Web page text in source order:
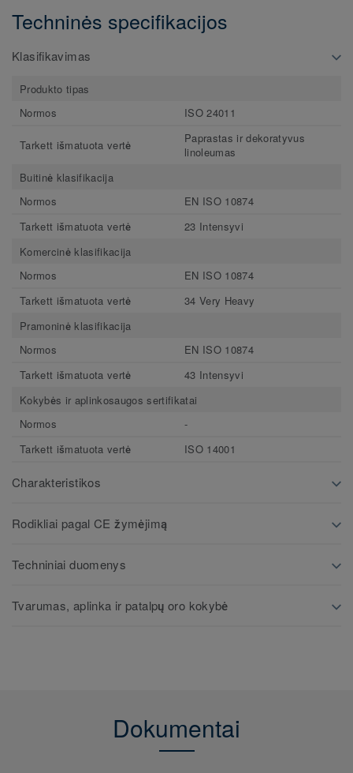
Techninės specifikacijos
Klasifikavimas
Produkto tipas
Normos
ISO 24011
Tarkett išmatuota vertė
Paprastas ir dekoratyvus
linoleumas
Buitinė klasifikacija
Normos
EN ISO 10874
Tarkett išmatuota vertė
23 Intensyvi
Komercinė klasifikacija
Normos
EN ISO 10874
Tarkett išmatuota vertė
34 Very Heavy
Pramoninė klasifikacija
Normos
EN ISO 10874
Tarkett išmatuota vertė
43 Intensyvi
Kokybės ir aplinkosaugos sertifikatai
Normos
-
Tarkett išmatuota vertė
ISO 14001
Charakteristikos
Rodikliai pagal CE žymėjimą
Techniniai duomenys
Tvarumas, aplinka ir patalpų oro kokybė
Dokumentai